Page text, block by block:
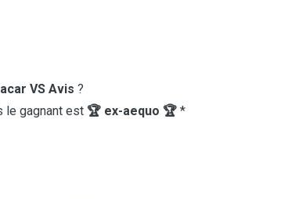
VS Avis ?
le gagnant est 🏆 ex-aequo 🏆 *